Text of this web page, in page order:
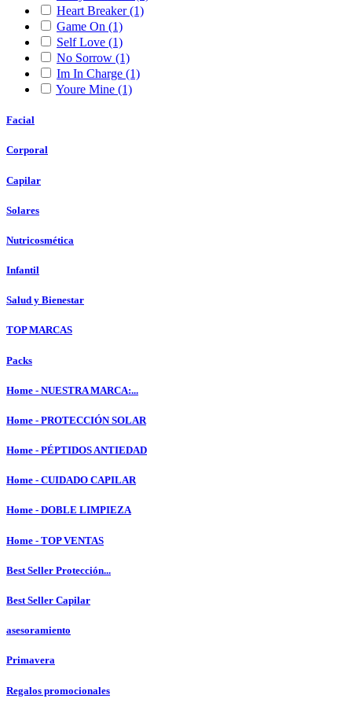
Heart Breaker(1)
Game On (1)
Self Love (1)
No Sorrow (1)
Im In Charge (1)
Youre Mine (1)
Facial
Corporal
Capilar
Solares
Nutricosmética
Infantil
Salud y Bienestar
TOP MARCAS
Packs
Home - NUESTRA MARCA:...
Home - PROTECCIÓN SOLAR
Home - PÉPTIDOS ANTIEDAD
Home - CUIDADO CAPILAR
Home - DOBLE LIMPIEZA
Home - TOP VENTAS
Best Seller Protección...
Best Seller Capilar
asesoramiento
Primavera
Regalos promocionales